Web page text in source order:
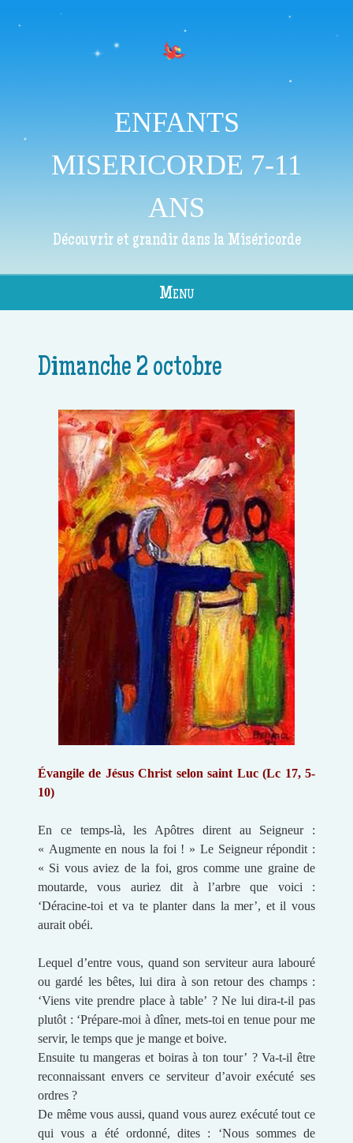
ENFANTS
MISERICORDE 7-11
ANS
Découvrir et grandir dans la Miséricorde
Menu
Dimanche 2 octobre
Évangile de Jésus Christ selon saint Luc (Lc 17, 5-
10)
En ce temps-là, les Apôtres dirent au Seigneur :
« Augmente en nous la foi ! » Le Seigneur répondit :
« Si vous aviez de la foi, gros comme une graine de
moutarde, vous auriez dit à l’arbre que voici :
‘Déracine-toi et va te planter dans la mer’, et il vous
aurait obéi.
Lequel d’entre vous, quand son serviteur aura labouré
ou gardé les bêtes, lui dira à son retour des champs :
‘Viens vite prendre place à table’ ? Ne lui dira-t-il pas
plutôt : ‘Prépare-moi à dîner, mets-toi en tenue pour me
servir, le temps que je mange et boive.
Ensuite tu mangeras et boiras à ton tour’ ? Va-t-il être
reconnaissant envers ce serviteur d’avoir exécuté ses
ordres ?
De même vous aussi, quand vous aurez exécuté tout ce
qui vous a été ordonné, dites : ‘Nous sommes de